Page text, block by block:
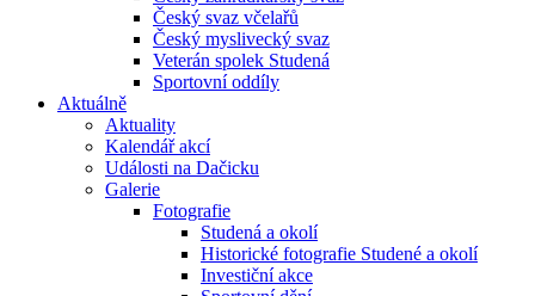
Český svaz včelařů
Český myslivecký svaz
Veterán spolek Studená
Sportovní oddíly
Aktuálně
Aktuality
Kalendář akcí
Události na Dačicku
Galerie
Fotografie
Studená a okolí
Historické fotografie Studené a okolí
Investiční akce